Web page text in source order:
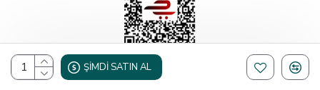
ŞIMDI SATIN AL
Design, Hosting & Support By Shopgez.com